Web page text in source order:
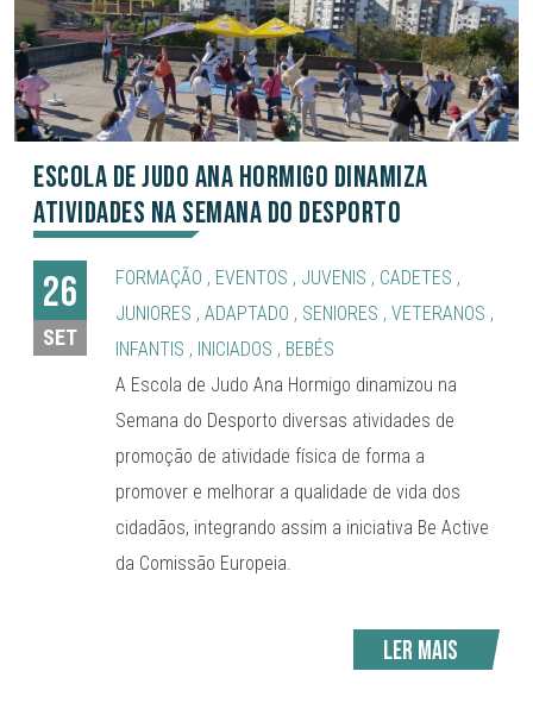
Escola de Judo Ana Hormigo dinamiza
atividades na Semana do Desporto
26
SET
FORMAÇÃO , EVENTOS , JUVENIS , CADETES ,
JUNIORES ,ADAPTADO , SENIORES ,VETERANOS ,
INFANTIS , INICIADOS , BEBÉS
A Escola de Judo Ana Hormigo dinamizou na
Semana do Desporto diversas atividades de
promoção de atividade física de forma a
promover e melhorar a qualidade de vida dos
cidadãos, integrando assim a iniciativa Be Active
da Comissão Europeia.
Ler mais